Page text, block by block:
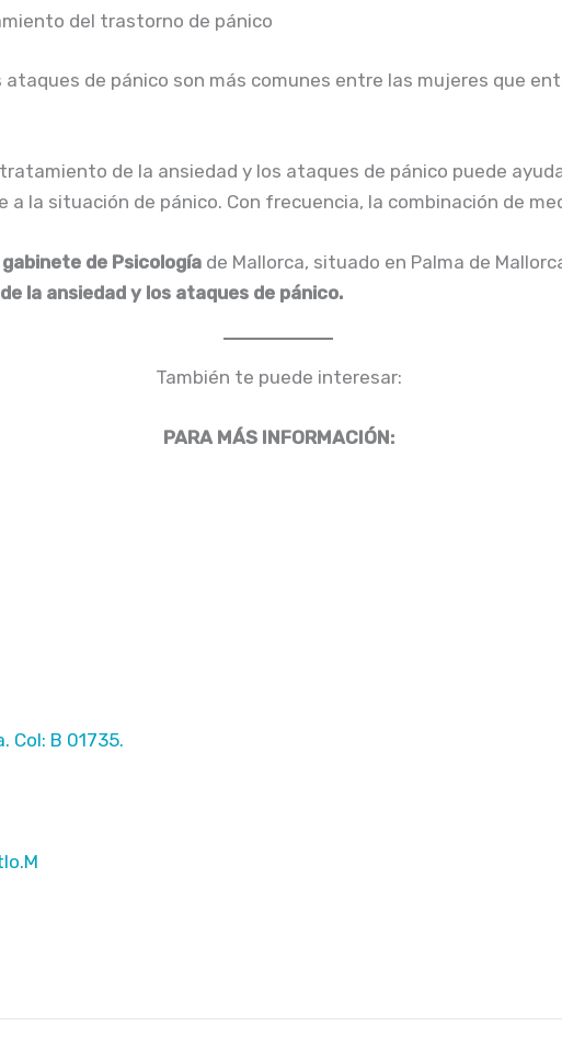
del trastorno de pánico
de pánico son más comunes entre las mujeres que
de la ansiedad y los ataques de pánico puede
a la situación de pánico. Con frecuencia, la combinación de
de Psicología de Mallorca, situado en Palma de
la ansiedad y los ataques de pánico.
También te puede interesar:
PARA MÁS INFORMACIÓN:
Col: B 01735.